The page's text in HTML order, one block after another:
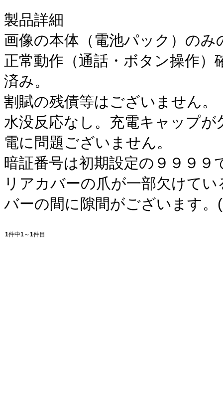
製品詳細
画像の本体（電池パック）の
正常動作（通話・ボタン操作）
済み。
割賦の残債等はございません。
水没反応なし。充電キャップ
電に問題ございません。
暗証番号は初期設定の９９９９
リアカバーの爪が一部欠けて
バーの間に隙間がございます。
1件中1 ～1件目